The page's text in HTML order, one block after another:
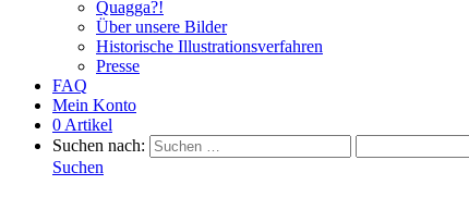
Quagga?!
Über unsere Bilder
Historische Illustrationsverfahren
Presse
FAQ
Mein Konto
0 Artikel
Suchen nach:
Suchen